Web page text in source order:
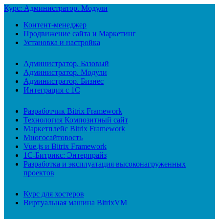
Курс: Администратор. Модули
Контент-менеджер
Продвижение сайта и Маркетинг
Установка и настройка
Администратор. Базовый
Администратор. Модули
Администратор. Бизнес
Интеграция с 1С
Разработчик Bitrix Framework
Технология Композитный сайт
Маркетплейс Bitrix Framework
Многосайтовость
Vue.js и Bitrix Framework
1С-Битрикс: Энтерпрайз
Разработка и эксплуатация высоконагруженных
проектов
Курс для хостеров
Виртуальная машина BitrixVM